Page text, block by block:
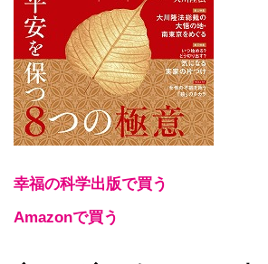
幸福の科学出版で買う
Amazonで買う